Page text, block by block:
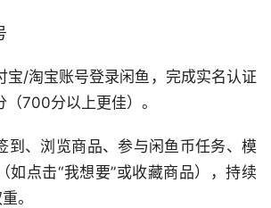
宝/淘宝账号登录闲鱼，完成实名认证
700分以上更佳）。
到、浏览商品、参与闲鱼币任务、模
如点击“我想要”或收藏商品），持续
。